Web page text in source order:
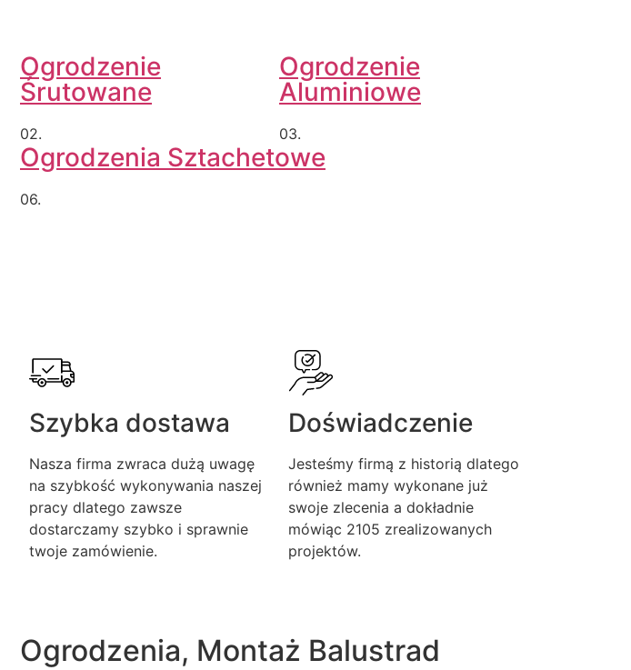
Ogrodzenie
Śrutowane
02.
Ogrodzenie
Aluminiowe
03.
Ogrodzenia Sztachetowe
06.
Szybka dostawa
Nasza firma zwraca dużą uwagę
na szybkość wykonywania naszej
pracy dlatego zawsze
dostarczamy szybko i sprawnie
twoje zamówienie.
Doświadczenie
Jesteśmy firmą z historią dlatego
również mamy wykonane już
swoje zlecenia a dokładnie
mówiąc 2105 zrealizowanych
projektów.
Ogrodzenia, Montaż Balustrad